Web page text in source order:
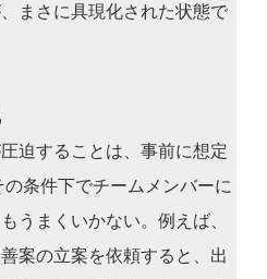
まさに具現化された状態で
迫することは、事前に想定
条件下でチームメンバーに
うまくいかない。例えば、
案の立案を依頼すると、出